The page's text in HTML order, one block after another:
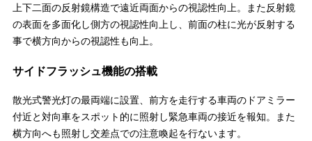
上下二面の反射鏡構造で遠近両面からの視認性向上。また反射鏡
の表面を多面化し側方の視認性向上し、前面の柱に光が反射する
事で横方向からの視認性も向上。
サイドフラッシュ機能の搭載
散光式警光灯の最両端に設置、前方を走行する車両のドアミラー
付近と対向車をスポット的に照射し緊急車両の接近を報知。また
横方向へも照射し交差点での注意喚起を行ないます。